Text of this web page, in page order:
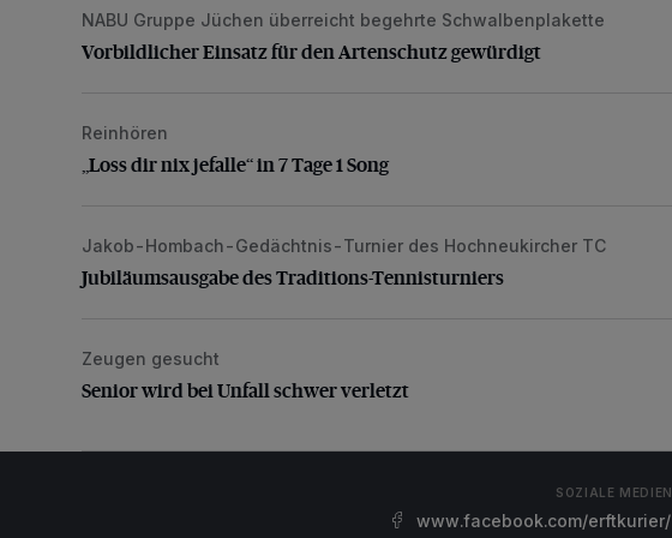
Vorbildlicher Einsatz für den Artenschutz gewürdigt
NABU Gruppe Jüchen überreicht begehrte Schwalbenplakette
Vorbildlicher Einsatz für den Artenschutz gewürdigt
„Loss dir nix jefalle“ in 7 Tage 1 Song
Reinhören
„Loss dir nix jefalle“ in 7 Tage 1 Song
Jubiläumsausgabe des Traditions-Tennisturniers
Jakob-Hombach-Gedächtnis-Turnier des Hochneukircher TC
Jubiläumsausgabe des Traditions-Tennisturniers
Senior wird bei Unfall schwer verletzt
Zeugen gesucht
Senior wird bei Unfall schwer verletzt
SOZIALE MEDIEN
www.facebook.com/erftkurier/